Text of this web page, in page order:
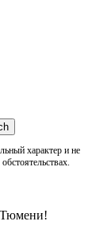
характер и не